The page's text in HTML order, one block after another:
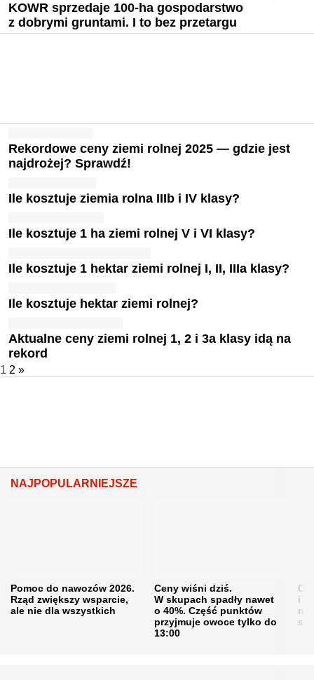
KOWR sprzedaje 100-ha gospodarstwo
z dobrymi gruntami. I to bez przetargu
Rekordowe ceny ziemi rolnej 2025 — gdzie jest
najdrożej? Sprawdź!
Ile kosztuje ziemia rolna IIIb i IV klasy?
Ile kosztuje 1 ha ziemi rolnej V i VI klasy?
Ile kosztuje 1 hektar ziemi rolnej I, II, IIIa klasy?
Ile kosztuje hektar ziemi rolnej?
Aktualne ceny ziemi rolnej 1, 2 i 3a klasy idą na
rekord
1 2 »
NAJPOPULARNIEJSZE
Pomoc do nawozów 2026.
Rząd zwiększy wsparcie,
ale nie dla wszystkich
Ceny wiśni dziś.
W skupach spadły nawet
o 40%. Część punktów
przyjmuje owoce tylko do
13:00
i